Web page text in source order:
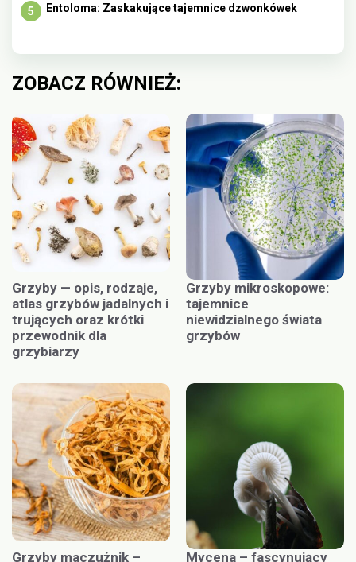
Entoloma: Zaskakujące tajemnice dzwonkówek
ZOBACZ RÓWNIEŻ:
Grzyby — opis, rodzaje,
atlas grzybów jadalnych i
trujących oraz krótki
przewodnik dla
grzybiarzy
Grzyby mikroskopowe:
tajemnice
niewidzialnego świata
grzybów
Grzyby maczużnik –
Mycena – fascynujący